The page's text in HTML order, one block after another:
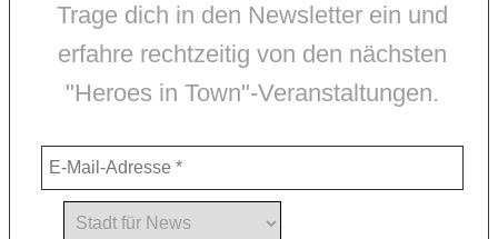
Trage dich in den Newsletter ein und
erfahre rechtzeitig von den nächsten
"Heroes in Town"-Veranstaltungen.